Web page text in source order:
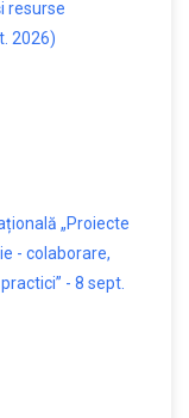
resurse
2026)
„Proiecte
- colaborare,
- 8 sept.